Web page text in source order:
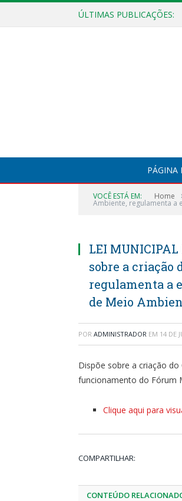
ÚLTIMAS PUBLICAÇÕES:
PÁGINA
VOCÊ ESTÁ EM: Home
Ambiente, regulamenta a
LEI MUNICIPAL
sobre a criação
regulamenta a
de Meio
POR ADMINISTRADOR EM 14 DE
Dispõe sobre a criação
funcionamento do Fórum
Clique aqui para
COMPARTILHAR:
CONTEÚDO